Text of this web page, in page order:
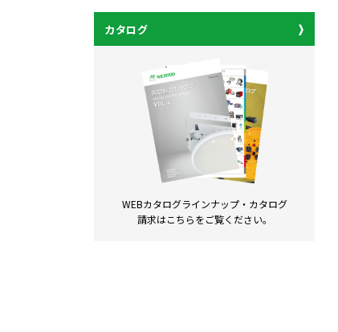
カタログ
WEBカタログラインナップ・ カタログ
請求はこちらをご覧ください。